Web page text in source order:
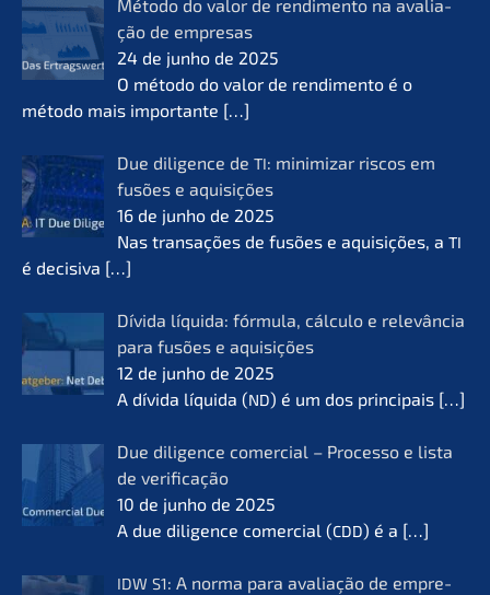
Método do valor de rendi­men­to na avalia­
ção de empre­sas
24 de junho de 2025
O método do valor de rendi­men­to é o
método mais importan­te […]
Due diligence de TI: minimi­zar riscos em
fusões e aquisi­ções
16 de junho de 2025
Nas transa­ções de fusões e aquisi­ções, a TI
é decisi­va […]
Dívida líqui­da: fórmu­la, cálcu­lo e relevân­cia
para fusões e aquisi­ções
12 de junho de 2025
A dívida líqui­da (ND) é um dos princi­pais […]
Due diligence comer­cial – Proces­so e lista
de verifi­ca­ção
10 de junho de 2025
A due diligence comer­cial (CDD) é a […]
IDW S1: A norma para avalia­ção de empre­